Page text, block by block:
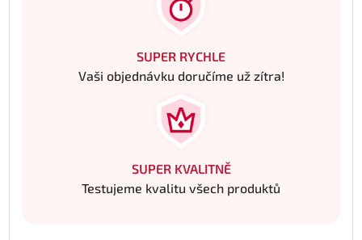
SUPER RYCHLE
Vaši objednávku doručíme už zítra!
SUPER KVALITNĚ
Testujeme kvalitu všech produktů